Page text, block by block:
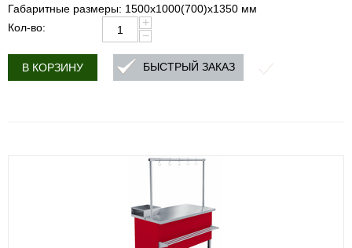
Габаритные размеры: 1500х1000(700)х1350 мм
Кол-во:
+
−
В КОРЗИНУ БЫСТРЫЙ ЗАКАЗ